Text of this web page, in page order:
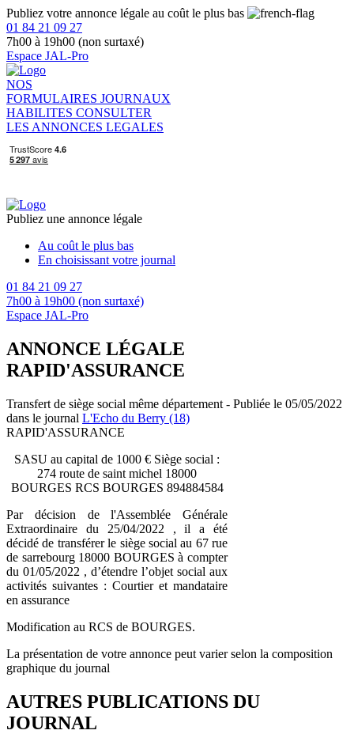
Publiez votre annonce légale au coût le plus bas
01 84 21 09 27
7h00 à 19h00 (non surtaxé)
Espace JAL-Pro
NOS
FORMULAIRES JOURNAUX
HABILITES CONSULTER
LES ANNONCES LEGALES
Publiez une annonce légale
Au coût le plus bas
En choisissant votre journal
01 84 21 09 27
7h00 à 19h00 (non surtaxé)
Espace JAL-Pro
ANNONCE LÉGALE
RAPID'ASSURANCE
Transfert de siège social même département - Publiée le 05/05/2022
dans le journal L'Echo du Berry (18)
RAPID'ASSURANCE
SASU au capital de 1000 € Siège social :
274 route de saint michel 18000
BOURGES RCS BOURGES 894884584
Par décision de l'Assemblée Générale
Extraordinaire du 25/04/2022 , il a été
décidé de transférer le siège social au 67 rue
de sarrebourg 18000 BOURGES à compter
du 01/05/2022 , d’étendre l’objet social aux
activités suivantes : Courtier et mandataire
en assurance
Modification au RCS de BOURGES.
La présentation de votre annonce peut varier selon la composition
graphique du journal
AUTRES PUBLICATIONS DU
JOURNAL